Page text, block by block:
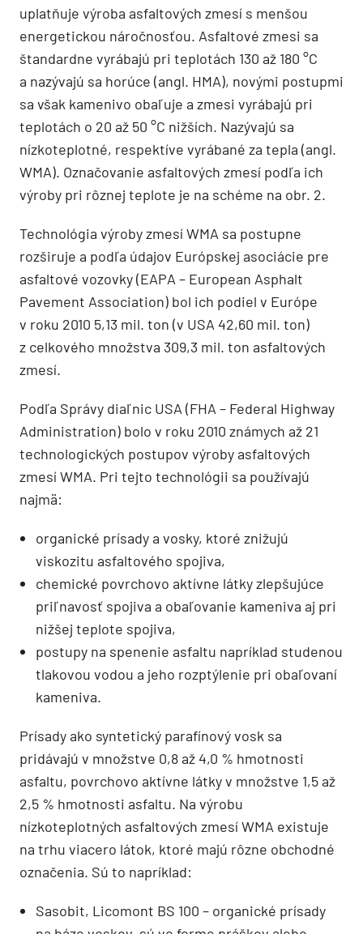
uplatňuje výroba asfaltových zmesí s menšou
energetickou náročnosťou. Asfaltové zmesi sa
štandardne vyrábajú pri teplotách 130 až 180 °C
a nazývajú sa horúce (angl. HMA), novými postupmi
sa však kamenivo obaľuje a zmesi vyrábajú pri
teplotách o 20 až 50 °C nižších. Nazývajú sa
nízkoteplotné, respektíve vyrábané za tepla (angl.
WMA). Označovanie asfaltových zmesí podľa ich
výroby pri rôznej teplote je na schéme na obr. 2.
Technológia výroby zmesí WMA sa postupne
rozširuje a podľa údajov Európskej asociácie pre
asfaltové vozovky (EAPA – Euro­pean Asphalt
Pavement Association) bol ich podiel v Európe
v roku 2010 5,13 mil. ton (v USA 42,60 mil. ton)
z celkového množstva 309,3 mil. ton asfaltových
zmesí.
Podľa Správy diaľnic USA (FHA – Federal Highway
Administration) bolo v roku 2010 známych až 21
technologických postupov výroby asfaltových
zmesí WMA. Pri tejto technológii sa používajú
najmä:
organické prísady a vosky, ktoré znižujú
viskozitu asfaltového spojiva,
chemické povrchovo aktívne látky zlepšujúce
priľnavosť spojiva a obaľovanie kameniva aj pri
nižšej teplote spojiva,
postupy na spenenie asfaltu napríklad studenou
tlakovou vodou a jeho rozptýlenie pri obaľovaní
kameniva.
Prísady ako syntetický parafínový vosk sa
pridávajú v množstve 0,8 až 4,0 % hmotnosti
asfaltu, povrchovo aktívne látky v množstve 1,5 až
2,5 % hmotnosti asfaltu. Na výrobu
nízkoteplotných asfaltových zmesí WMA existuje
na trhu viacero látok, ktoré majú rôzne obchodné
označenia. Sú to napríklad:
Sasobit, Licomont BS 100 – organické prísady